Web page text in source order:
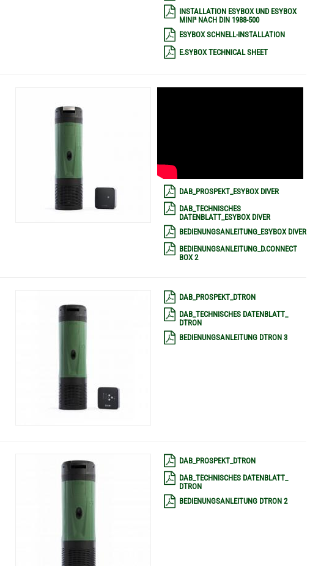
INSTALLATION ESYBOX UND ESYBOX
MINI³ NACH DIN 1988-500
ESYBOX SCHNELL-INSTALLATION
E.SYBOX TECHNICAL SHEET
DAB_PROSPEKT_ESYBOX DIVER
DAB_TECHNISCHES
DATENBLATT_ESYBOX DIVER
BEDIENUNGSANLEITUNG_ESYBOX DIVER
BEDIENUNGSANLEITUNG_D.CONNECT
BOX 2
DAB_PROSPEKT_DTRON
DAB_TECHNISCHES DATENBLATT_
DTRON
BEDIENUNGSANLEITUNG DTRON 3
DAB_PROSPEKT_DTRON
DAB_TECHNISCHES DATENBLATT_
DTRON
BEDIENUNGSANLEITUNG DTRON 2